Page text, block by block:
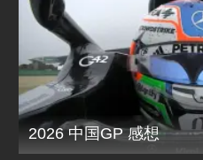
2026 中国GP 感想